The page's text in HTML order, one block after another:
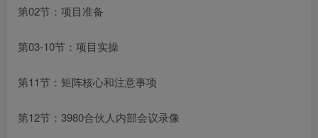
第02节：项目准备
第03-10节：项目实操
第11节：矩阵核心和注意事项
第12节：3980合伙人内部会议录像